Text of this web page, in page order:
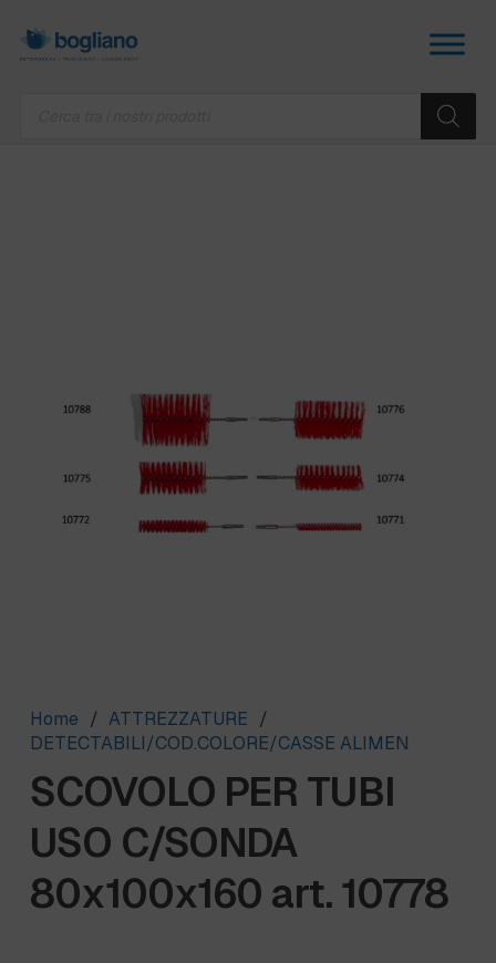
Home / ATTREZZATURE /
DETECTABILI/COD.COLORE/CASSE ALIMEN
SCOVOLO PER TUBI
USO C/SONDA
80x100x160 art. 10778